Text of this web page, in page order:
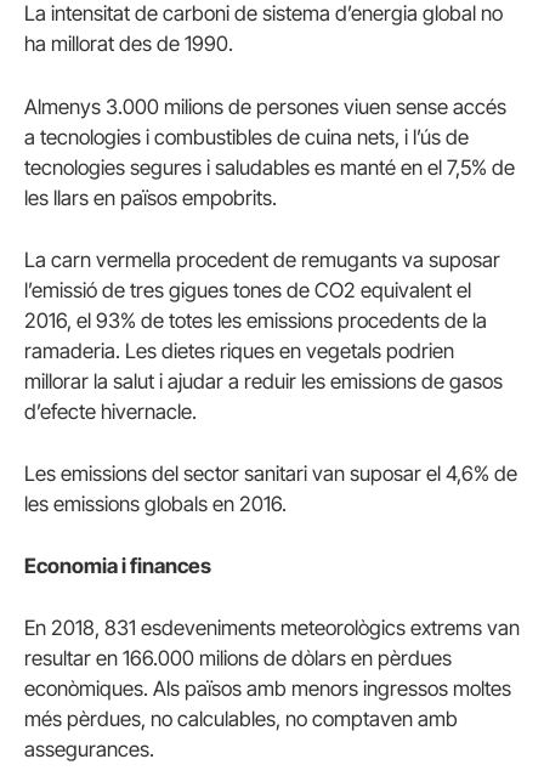
La intensitat de carboni de sistema d’energia global no
ha millorat des de 1990.
Almenys 3.000 milions de persones viuen sense accés
a tecnologies i combustibles de cuina nets, i l’ús de
tecnologies segures i saludables es manté en el 7,5% de
les llars en països empobrits.
La carn vermella procedent de remugants va suposar
l’emissió de tres gigues tones de CO2 equivalent el
2016, el 93% de totes les emissions procedents de la
ramaderia. Les dietes riques en vegetals podrien
millorar la salut i ajudar a reduir les emissions de gasos
d’efecte hivernacle.
Les emissions del sector sanitari van suposar el 4,6% de
les emissions globals en 2016.
Economia i finances
En 2018, 831 esdeveniments meteorològics extrems van
resultar en 166.000 milions de dòlars en pèrdues
econòmiques. Als països amb menors ingressos moltes
més pèrdues, no calculables, no comptaven amb
assegurances.